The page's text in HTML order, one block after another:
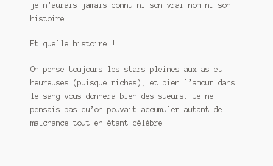
je n’aurais jamais connu ni son vrai nom ni son
histoire.
Et quelle histoire !
On pense toujours les stars pleines aux as et
heureuses (puisque riches), et bien l’amour dans
le sang vous donnera bien des sueurs. Je ne
pensais pas qu’on pouvait accumuler autant de
malchance tout en étant célèbre !